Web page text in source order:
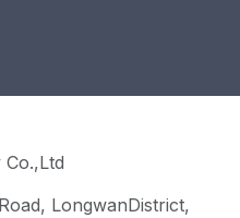
LongwanDistrict,